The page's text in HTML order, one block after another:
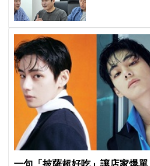
一句「披薩超好吃」讓店家爆